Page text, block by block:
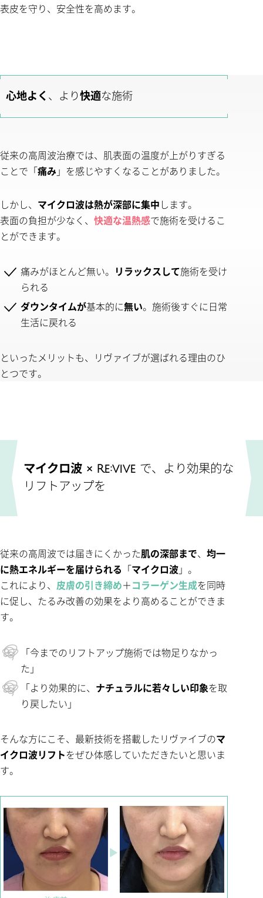
表皮を守り、安全性を高めます。
心地よく 、より快適な施術
従来の高周波治療では、肌表面の温度が上がりすぎる
ことで「痛み」を感じやすくなることがありました。
しかし、 マイクロ波は熱が深部に集中 します。
表面の負担が少なく、 快適な温熱感で施術を受けるこ
とができます。
痛みがほとんど無い。 リラックスして施術を受け
られる
ダウンタイムが基本的に無い。施術後すぐに日常
生活に戻れる
といったメリットも、リヴァイブが選ばれる理由のひ
とつです。
マイクロ波 × Re:vive で、より効果的な
リフトアップを
従来の高周波では届きにくかった肌の深部まで、 均一
に熱エネルギーを届けられる 「マイクロ波」。
これにより、 皮膚の引き締め＋コラーゲン生成を同時
に促し、たるみ改善の効果をより高めることができま
す。
「今までのリフトアップ施術では物足りなかっ
た」
「より効果的に、 ナチュラルに若々しい印象を取
り戻したい」
そんな方にこそ、最新技術を搭載したリヴァイブのマ
イクロ波リフトをぜひ体感していただきたいと思いま
す。
▶